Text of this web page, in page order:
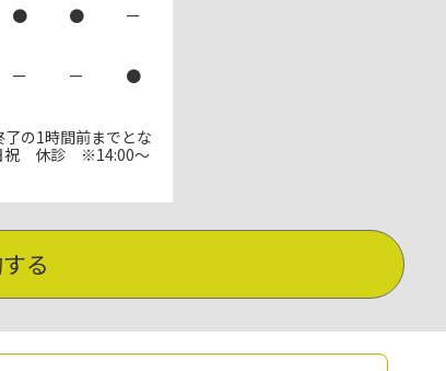
● ● ー
ー ー ●
の1時間前までとな
日祝 休診 ※14:00～
る